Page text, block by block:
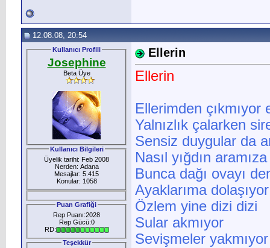
12.08.08, 20:54
Kullanıcı Profili
Josephine
Beta Üye
Kullanıcı Bilgileri
Üyelik tarihi: Feb 2008
Nerden: Adana
Mesajlar: 5.415
Konular: 1058
Puan Grafiği
Rep Puanı:2028
Rep Gücü:0
RD:
Teşekkür
Ellerin
Ellerin
Ellerimden çıkmıyor
Yalnızlık çalarken
Sensiz duygular da
Nasıl yığdın aramıza
Bunca dağı ovayı
Ayaklarıma
Özlem yine dizi dizi
Sular akmıyor
Sevişmeler